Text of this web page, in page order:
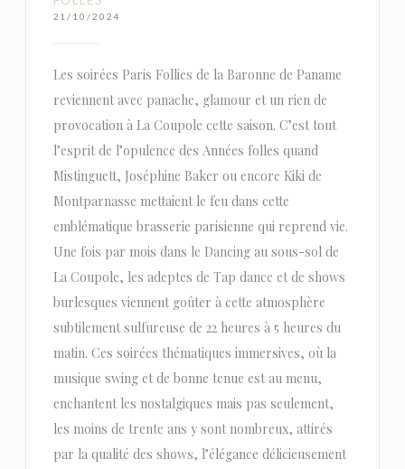
21/10/2024
Les soirées Paris Follies de la Baronne de Paname
reviennent avec panache, glamour et un rien de
provocation à La Coupole cette saison. C’est tout
l’esprit de l’opulence des Années folles quand
Mistinguett, Joséphine Baker ou encore Kiki de
Montparnasse mettaient le feu dans cette
emblématique brasserie parisienne qui reprend vie.
Une fois par mois dans le Dancing au sous-sol de
La Coupole, les adeptes de Tap dance et de shows
burlesques viennent goûter à cette atmosphère
subtilement sulfureuse de 22 heures à 5 heures du
matin. Ces soirées thématiques immersives, où la
musique swing et de bonne tenue est au menu,
enchantent les nostalgiques mais pas seulement,
les moins de trente ans y sont nombreux, attirés
par la qualité des shows, l’élégance délicieusement